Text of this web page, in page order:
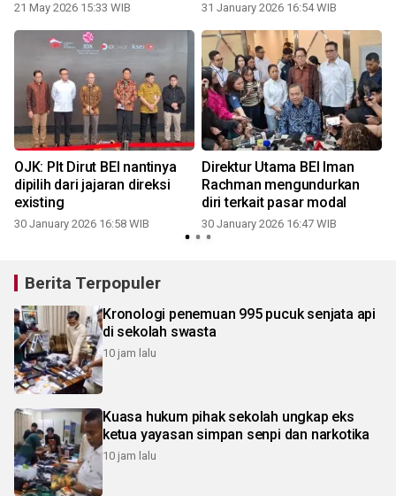
21 May 2026 15:33 WIB 31 January 2026 16:54 WIB
OJK: Plt Dirut BEI nantinya
dipilih dari jajaran direksi
existing
30 January 2026 16:58 WIB
Direktur Utama BEI Iman
Rachman mengundurkan
diri terkait pasar modal
30 January 2026 16:47 WIB
Berita Terpopuler
Kronologi penemuan 995 pucuk senjata api
di sekolah swasta
10 jam lalu
Kuasa hukum pihak sekolah ungkap eks
ketua yayasan simpan senpi dan narkotika
10 jam lalu